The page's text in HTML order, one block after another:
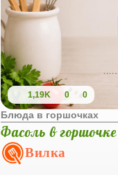
1,19K 0 0
Блюда в горшочках
Фасоль в горшочке
Вилка